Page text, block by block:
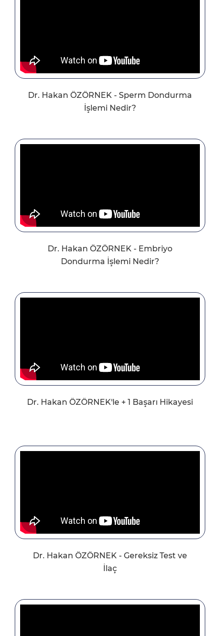
Dr. Hakan ÖZÖRNEK - Sperm Dondurma
İşlemi Nedir?
Dr. Hakan ÖZÖRNEK - Embriyo
Dondurma İşlemi Nedir?
Dr. Hakan ÖZÖRNEK'le + 1 Başarı Hikayesi
Dr. Hakan ÖZÖRNEK - Gereksiz Test ve
İlaç